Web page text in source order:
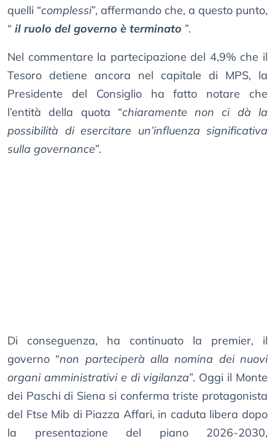
quelli “complessi”, affermando che, a questo punto,
“ il ruolo del governo è terminato ”.
Nel commentare la partecipazione del 4,9% che il
Tesoro detiene ancora nel capitale di MPS, la
Presidente del Consiglio ha fatto notare che
l’entità della quota “chiaramente non ci dà la
possibilità di esercitare un’influenza significativa
sulla governance”.
Di conseguenza, ha continuato la premier, il
governo “non parteciperà alla nomina dei nuovi
organi amministrativi e di vigilanza”. Oggi il Monte
dei Paschi di Siena si conferma triste protagonista
del Ftse Mib di Piazza Affari, in caduta libera dopo
la presentazione del piano 2026-2030,